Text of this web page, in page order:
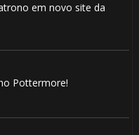
em novo site da
Pottermore!
1️⃣ 8️⃣